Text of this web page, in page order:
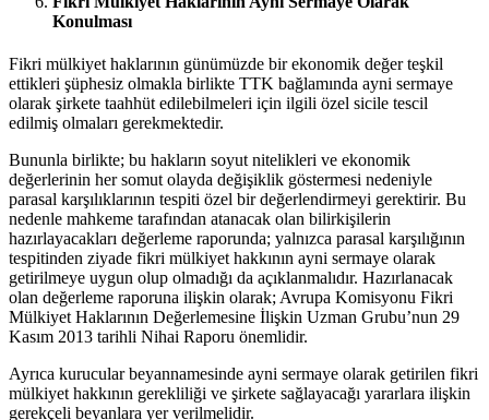
Konulması
Fikri mülkiyet haklarının günümüzde bir ekonomik değer teşkil
ettikleri şüphesiz olmakla birlikte TTK bağlamında ayni sermaye
olarak şirkete taahhüt edilebilmeleri için ilgili özel sicile tescil
edilmiş olmaları gerekmektedir.
Bununla birlikte; bu hakların soyut nitelikleri ve ekonomik
değerlerinin her somut olayda değişiklik göstermesi nedeniyle
parasal karşılıklarının tespiti özel bir değerlendirmeyi gerektirir. Bu
nedenle mahkeme tarafından atanacak olan bilirkişilerin
hazırlayacakları değerleme raporunda; yalnızca parasal karşılığının
tespitinden ziyade fikri mülkiyet hakkının ayni sermaye olarak
getirilmeye uygun olup olmadığı da açıklanmalıdır. Hazırlanacak
olan değerleme raporuna ilişkin olarak; Avrupa Komisyonu Fikri
Mülkiyet Haklarının Değerlemesine İlişkin Uzman Grubu’nun 29
Kasım 2013 tarihli Nihai Raporu önemlidir.
Ayrıca kurucular beyannamesinde ayni sermaye olarak getirilen fikri
mülkiyet hakkının gerekliliği ve şirkete sağlayacağı yararlara ilişkin
gerekçeli beyanlara yer verilmelidir.